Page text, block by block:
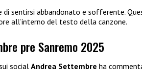
sentirsi abbandonato e sofferente.
all’interno del testo della canzone.
pre Sanremo 2025
social Andrea Settembre ha